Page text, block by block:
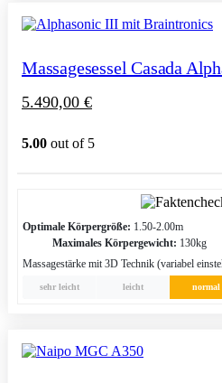
Massagesessel Casada
5.490,00 €
5.00 out of 5
Optimale Körpergröße: 1.50-2.00m
Maximales Körpergewicht: 130kg
Massagestärke mit 3D Technik (variabel
sehr leicht leicht normal